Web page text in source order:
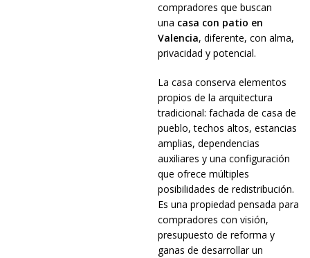
compradores que buscan
una casa con patio en
Valencia, diferente, con alma,
privacidad y potencial.
La casa conserva elementos
propios de la arquitectura
tradicional: fachada de casa de
pueblo, techos altos, estancias
amplias, dependencias
auxiliares y una configuración
que ofrece múltiples
posibilidades de redistribución.
Es una propiedad pensada para
compradores con visión,
presupuesto de reforma y
ganas de desarrollar un